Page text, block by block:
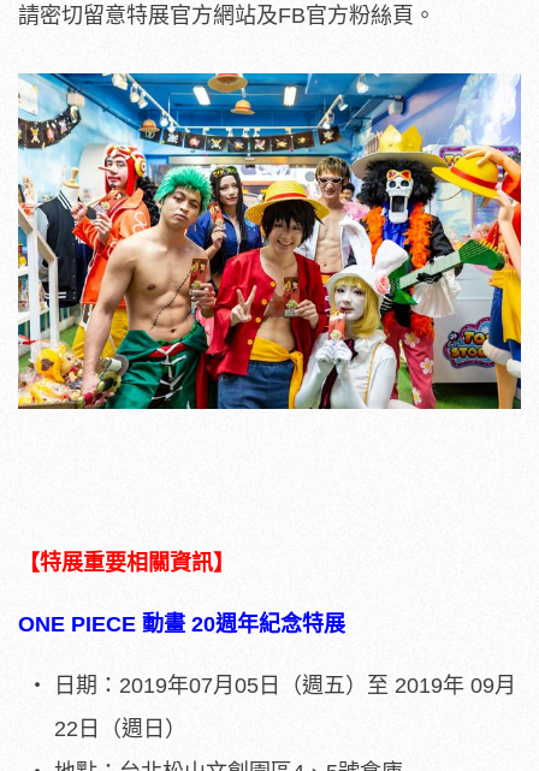
請密切留意特展官方網站及FB官方粉絲頁。
【特展重要相關資訊】
ONE PIECE 動畫 20週年紀念特展
日期：2019年07月05日（週五）至 2019年 09月
22日（週日）